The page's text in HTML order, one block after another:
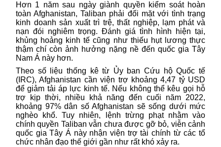
Hơn 1 năm sau ngày giành quyền kiểm soát hoàn
toàn Afghanistan, Taliban phải đối mặt với tình trạng
kinh doanh sản xuất trì trệ, thất nghiệp, lạm phát và
nạn đói nghiêm trọng. Đánh giá tình hình hiện tại,
khủng hoảng kinh tế cũng như thiếu hụt lương thực
thậm chí còn ảnh hưởng nặng nề đến quốc gia Tây
Nam Á này hơn.
Theo số liệu thống kê từ Ủy ban Cứu hộ Quốc tế
(IRC), Afghanistan cần viện trợ khoảng 4,47 tỷ USD
để giảm tải áp lực kinh tế. Nếu không thể kêu gọi hỗ
trợ kịp thời, nhiều khả năng đến cuối năm 2022,
khoảng 97% dân số Afghanistan sẽ sống dưới mức
nghèo khổ. Tuy nhiên, lệnh trừng phạt nhằm vào
chính quyền Taliban vẫn chưa được gỡ bỏ, viễn cảnh
quốc gia Tây Á này nhận viện trợ tài chính từ các tổ
chức nhân đạo thế giới gần như rất khó xảy ra.